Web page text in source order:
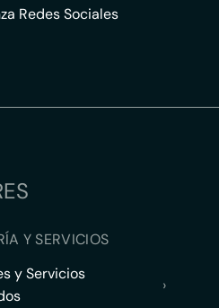
Redes Sociales
Y SERVICIOS
y Servicios
›